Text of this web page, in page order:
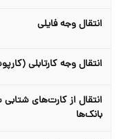
انتقال وجه فایلی
انتقال وجه کارتابلی (کارپوشه)
انتقال از کارت‌های شتابی سایر
بانک‌ها